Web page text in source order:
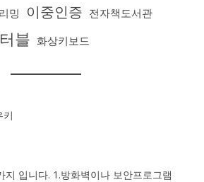
밍 이중인증 전자책도서관
블 화상키보드
키
지 입니다. 1.방화벽이나 보안프로그램